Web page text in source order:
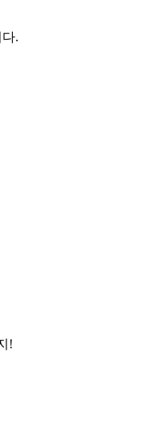
.
!